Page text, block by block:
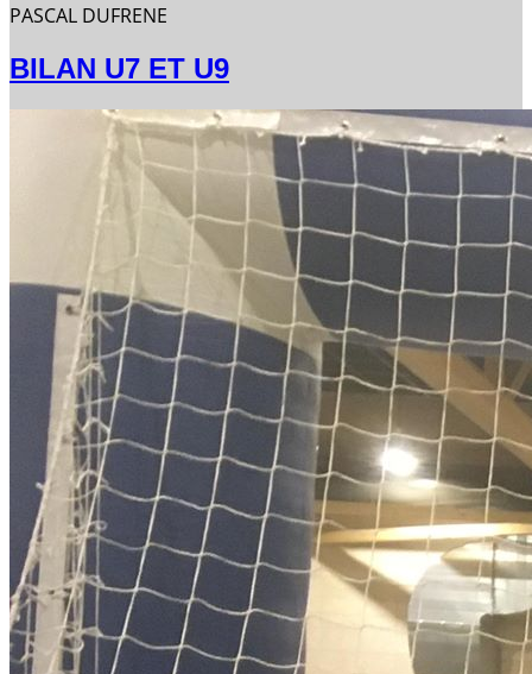
PASCAL DUFRENE
BILAN U7 ET U9